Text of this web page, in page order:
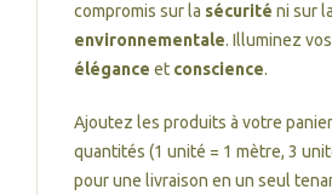
compromis sur la sécurité ni sur la
environnementale. Illuminez
élégance et conscience.
Ajoutez les produits à votre
quantités (1 unité = 1 mètre, 3
pour une livraison en un seul